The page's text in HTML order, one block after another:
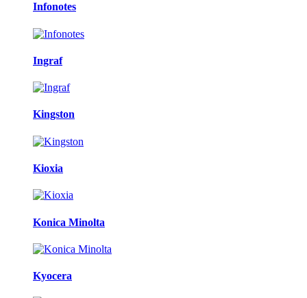
Infonotes
Ingraf
Kingston
Kioxia
Konica Minolta
Kyocera